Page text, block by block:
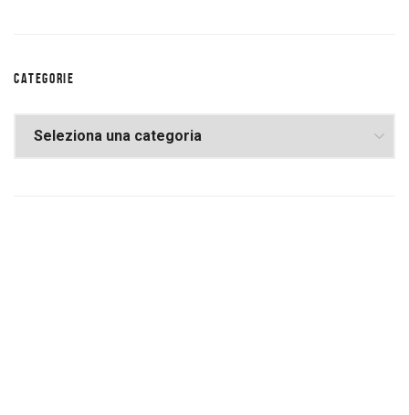
CATEGORIE